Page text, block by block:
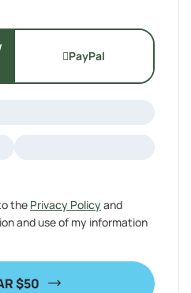
PayPal
the Privacy Policyand
and use of my information
$50